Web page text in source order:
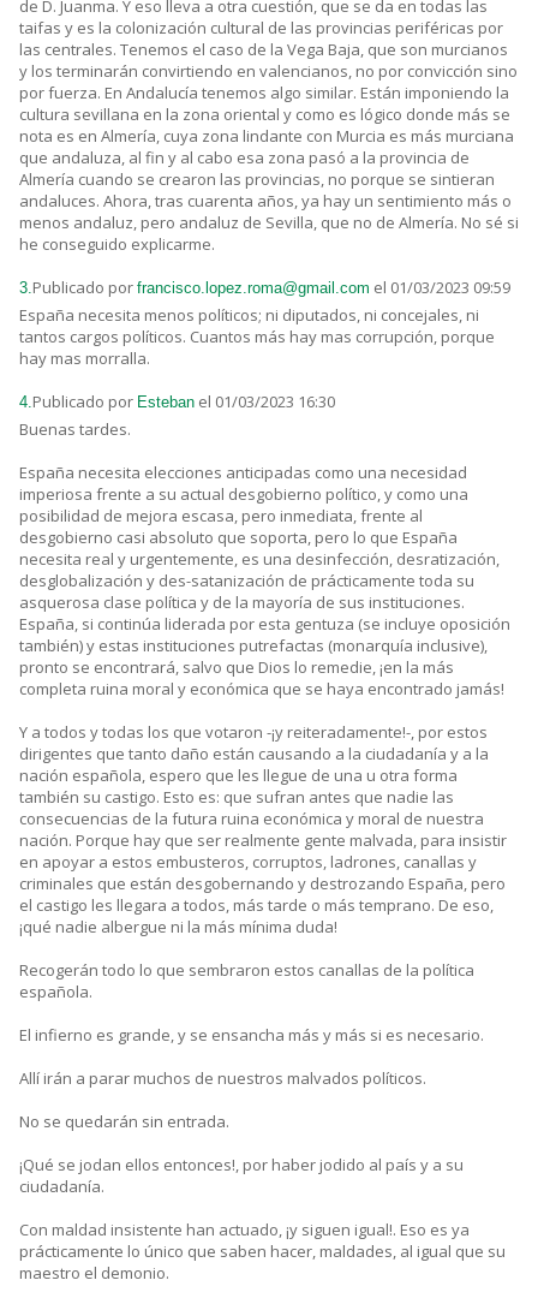
de D. Juanma. Y eso lleva a otra cuestión, que se da en todas las
taifas y es la colonización cultural de las provincias periféricas por
las centrales. Tenemos el caso de la Vega Baja, que son murcianos
y los terminarán convirtiendo en valencianos, no por convicción sino
por fuerza. En Andalucía tenemos algo similar. Están imponiendo la
cultura sevillana en la zona oriental y como es lógico donde más se
nota es en Almería, cuya zona lindante con Murcia es más murciana
que andaluza, al fin y al cabo esa zona pasó a la provincia de
Almería cuando se crearon las provincias, no porque se sintieran
andaluces. Ahora, tras cuarenta años, ya hay un sentimiento más o
menos andaluz, pero andaluz de Sevilla, que no de Almería. No sé si
he conseguido explicarme.
3.Publicado por francisco.lopez.roma@gmail.com el 01/03/2023 09:59
España necesita menos políticos; ni diputados, ni concejales, ni
tantos cargos políticos. Cuantos más hay mas corrupción, porque
hay mas morralla.
4.Publicado por Esteban el 01/03/2023 16:30
Buenas tardes.
España necesita elecciones anticipadas como una necesidad
imperiosa frente a su actual desgobierno político, y como una
posibilidad de mejora escasa, pero inmediata, frente al
desgobierno casi absoluto que soporta, pero lo que España
necesita real y urgentemente, es una desinfección, desratización,
desglobalización y des-satanización de prácticamente toda su
asquerosa clase política y de la mayoría de sus instituciones.
España, si continúa liderada por esta gentuza (se incluye oposición
también) y estas instituciones putrefactas (monarquía inclusive),
pronto se encontrará, salvo que Dios lo remedie, ¡en la más
completa ruina moral y económica que se haya encontrado jamás!
Y a todos y todas los que votaron -¡y reiteradamente!-, por estos
dirigentes que tanto daño están causando a la ciudadanía y a la
nación española, espero que les llegue de una u otra forma
también su castigo. Esto es: que sufran antes que nadie las
consecuencias de la futura ruina económica y moral de nuestra
nación. Porque hay que ser realmente gente malvada, para insistir
en apoyar a estos embusteros, corruptos, ladrones, canallas y
criminales que están desgobernando y destrozando España, pero
el castigo les llegara a todos, más tarde o más temprano. De eso,
¡qué nadie albergue ni la más mínima duda!
Recogerán todo lo que sembraron estos canallas de la política
española.
El infierno es grande, y se ensancha más y más si es necesario.
Allí irán a parar muchos de nuestros malvados políticos.
No se quedarán sin entrada.
¡Qué se jodan ellos entonces!, por haber jodido al país y a su
ciudadanía.
Con maldad insistente han actuado, ¡y siguen igual!. Eso es ya
prácticamente lo único que saben hacer, maldades, al igual que su
maestro el demonio.